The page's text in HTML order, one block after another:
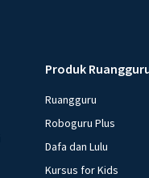
Produk
Ruangguru
Roboguru Plus
Dafa dan Lulu
Kursus for Kids